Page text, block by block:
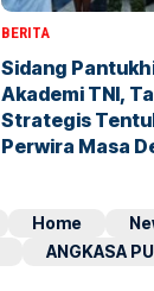
BERITA
Sidang
Akademi TNI,
Strategis
Perwira Masa
Home
ANGKASA